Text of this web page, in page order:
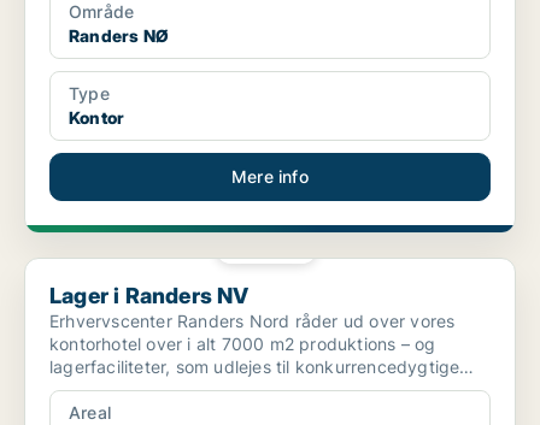
Område
Randers NØ
Type
Kontor
Mere info
Lager i Randers NV
Lager i Randers NV
Erhvervscenter Randers Nord råder ud over vores
kontorhotel over i alt 7000 m2 produktions – og
lagerfaciliteter, som udlejes til konkurrencedygtige
priser. ...
Areal